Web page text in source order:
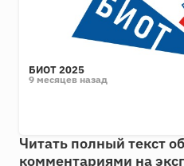
БИОТ 2025
9 месяцев назад
Читать полный текст
комментариями на